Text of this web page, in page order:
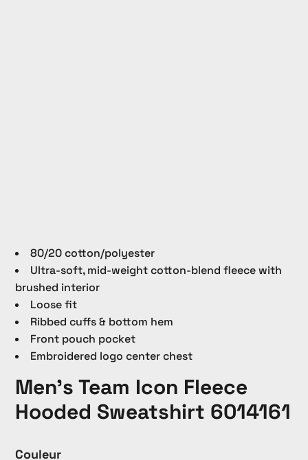
80/20 cotton/polyester
Ultra-soft, mid-weight cotton-blend fleece with
brushed interior
Loose fit
Ribbed cuffs & bottom hem
Front pouch pocket
Embroidered logo center chest
Men's Team Icon Fleece
Hooded Sweatshirt 6014161
Couleur